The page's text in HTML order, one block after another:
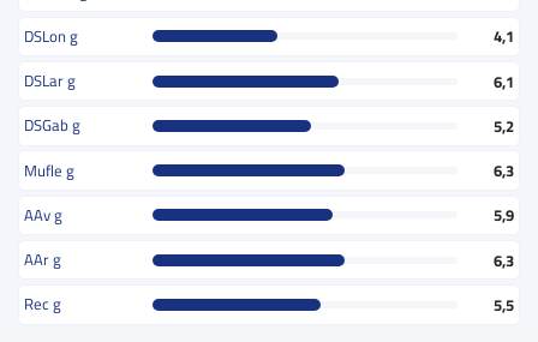
DSLon g
4,1
DSLar g
6,1
DSGab g
5,2
Mufle g
6,3
AAv g
5,9
AAr g
6,3
Rec g
5,5